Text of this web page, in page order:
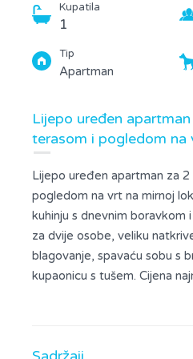
Kupatila
1
Tip
Apartman
Lijepo uređen
terasom i pogledom na
Lijepo uređen apartman za
pogledom na vrt na mirnoj
kuhinju s dnevnim boravkom
za dvije osobe, veliku
blagovanje, spavaću sobu s
kupaonicu s tušem. Cijena
klima uređaja, Wi-Fi,
plaže i centra grada je samo